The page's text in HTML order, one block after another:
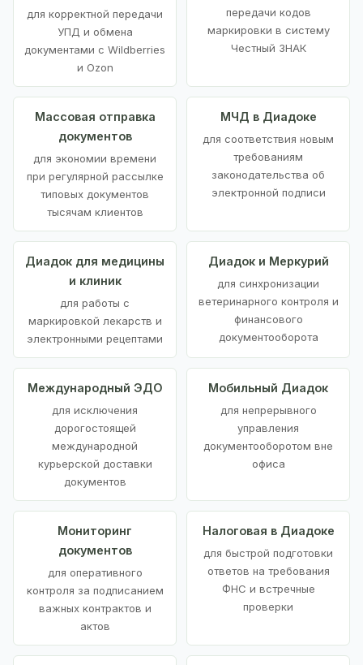
для корректной передачи
УПД и обмена
документами с Wildberries
и Ozon
передачи кодов
маркировки в систему
Честный ЗНАК
Массовая отправка
документов
для экономии времени
при регулярной рассылке
типовых документов
тысячам клиентов
МЧД в Диадоке
для соответствия новым
требованиям
законодательства об
электронной подписи
Диадок для медицины
и клиник
для работы с
маркировкой лекарств и
электронными рецептами
Диадок и Меркурий
для синхронизации
ветеринарного контроля и
финансового
документооборота
Международный ЭДО
для исключения
дорогостоящей
международной
курьерской доставки
документов
Мобильный Диадок
для непрерывного
управления
документооборотом вне
офиса
Мониторинг
документов
для оперативного
контроля за подписанием
важных контрактов и
актов
Налоговая в Диадоке
для быстрой подготовки
ответов на требования
ФНС и встречные
проверки